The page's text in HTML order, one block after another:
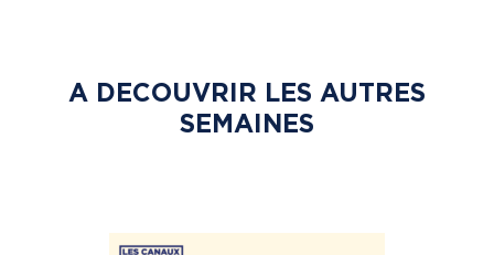
A DECOUVRIR LES AUTRES
SEMAINES